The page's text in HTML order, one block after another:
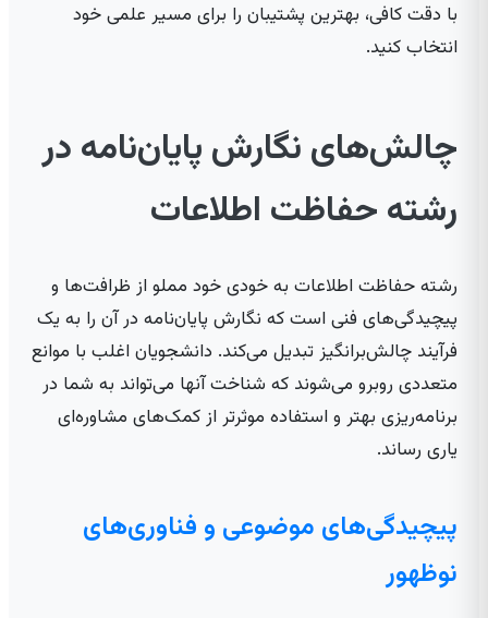
با دقت کافی، بهترین پشتیبان را برای مسیر علمی خود
انتخاب کنید.
چالش‌های نگارش پایان‌نامه در
رشته حفاظت اطلاعات
رشته حفاظت اطلاعات به خودی خود مملو از ظرافت‌ها و
پیچیدگی‌های فنی است که نگارش پایان‌نامه در آن را به یک
فرآیند چالش‌برانگیز تبدیل می‌کند. دانشجویان اغلب با موانع
متعددی روبرو می‌شوند که شناخت آنها می‌تواند به شما در
برنامه‌ریزی بهتر و استفاده موثرتر از کمک‌های مشاوره‌ای
یاری رساند.
پیچیدگی‌های موضوعی و فناوری‌های
نوظهور